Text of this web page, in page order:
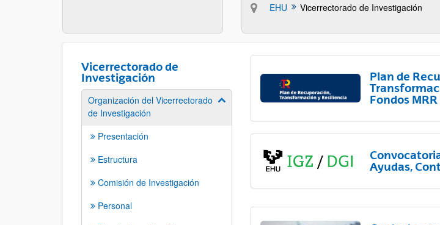
EHU Vicerrectorado de Investigación
Vicerrectorado de
Investigación
Organización del Vicerrectorado
de Investigación
Mostrar/ocultar subpáginas
Presentación
Estructura
Comisión de Investigación
Personal
Plan de
Fondos MRR
Ayudas,